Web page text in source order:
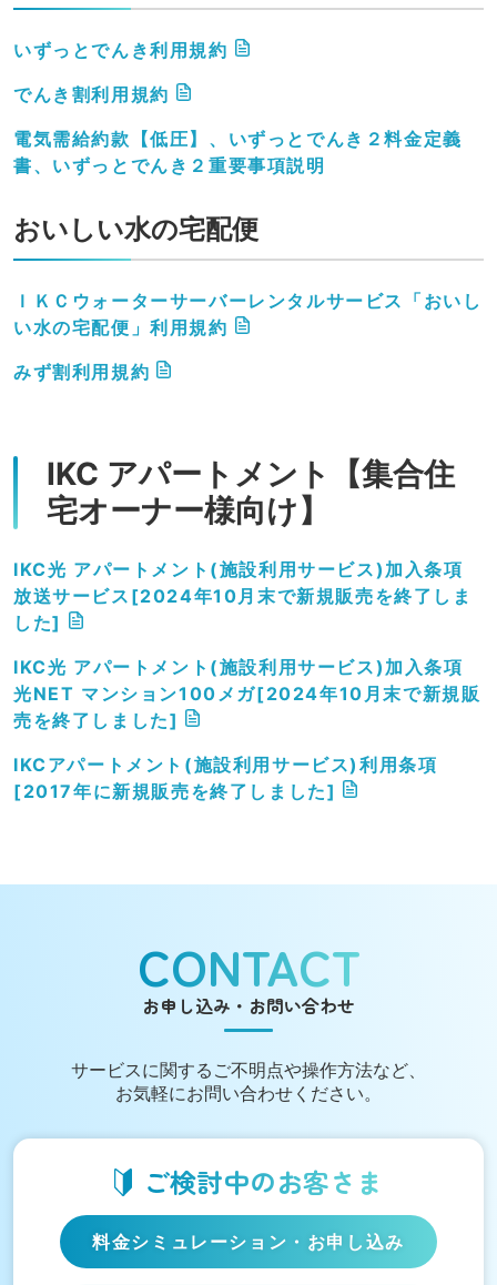
いずっとでんき利用規約
でんき割利用規約
電気需給約款【低圧】、いずっとでんき２料金定義
書、いずっとでんき２重要事項説明
おいしい水の宅配便
ＩＫＣウォーターサーバーレンタルサービス「おいし
い水の宅配便」利用規約
みず割利用規約
IKC アパートメント【集合住
宅オーナー様向け】
IKC光 アパートメント(施設利用サービス)加入条項
放送サービス[2024年10月末で新規販売を終了しま
した]
IKC光 アパートメント(施設利用サービス)加入条項
光NET マンション100メガ[2024年10月末で新規販
売を終了しました]
IKCアパートメント(施設利用サービス)利用条項
[2017年に新規販売を終了しました]
CONTACT
お申し込み・お問い合わせ
サービスに関する ご不明点や操作方法など、
お気軽にお問い合わせください。
ご検討中のお客さま
料金シミュレーション ・お申し込み